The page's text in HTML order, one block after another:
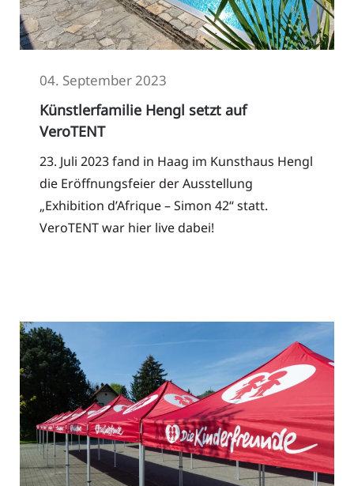
04. September 2023
Künstlerfamilie Hengl setzt auf
VeroTENT
23. Juli 2023 fand in Haag im Kunsthaus Hengl
die Eröffnungsfeier der Ausstellung
„Exhibition d’Afrique – Simon 42“ statt.
VeroTENT war hier live dabei!